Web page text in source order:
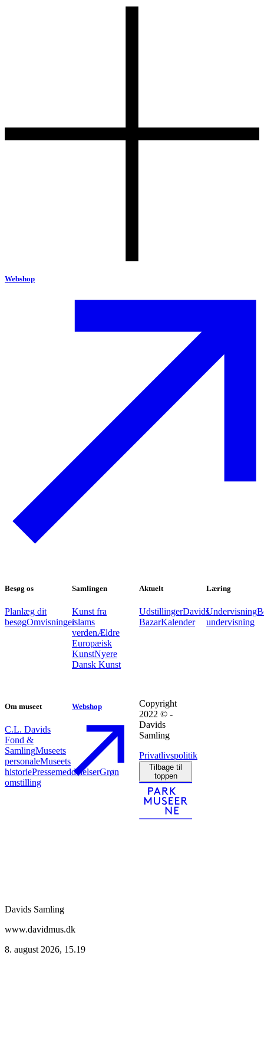
Webshop
Besøg os
Planlæg dit
besøgOmvisninger
Samlingen
Kunst fra
islams
verdenÆldre
Europæisk
KunstNyere
Dansk Kunst
Aktuelt
UdstillingerDavids
BazarKalender
Læring
Undervisning
undervisning
Om museet
C.L. Davids
Fond &
SamlingMuseets
personaleMuseets
historiePressemeddelelserGrøn
omstilling
Webshop
Copyright
2022 © -
Davids
Samling
Privatlivspolitik
Tilbage til
toppen
Davids Samling
www.davidmus.dk
8. august 2026, 15.19